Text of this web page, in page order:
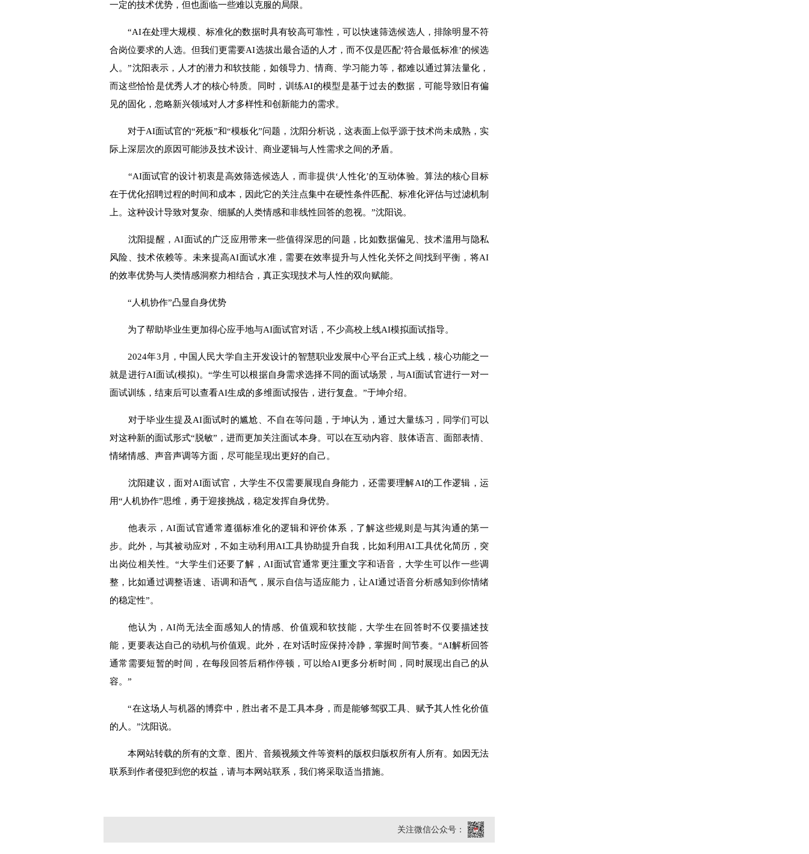
一定的技术优势，但也面临一些难以克服的局限。
“AI在处理大规模、标准化的数据时具有较高可靠性，可以快速筛选候选人，排除明显不符
合岗位要求的人选。但我们更需要AI选拔出最合适的人才，而不仅是匹配‘符合最低标准’的候选
人。”沈阳表示，人才的潜力和软技能，如领导力、情商、学习能力等，都难以通过算法量化，
而这些恰恰是优秀人才的核心特质。同时，训练AI的模型是基于过去的数据，可能导致旧有偏
见的固化，忽略新兴领域对人才多样性和创新能力的需求。
对于AI面试官的“死板”和“模板化”问题，沈阳分析说，这表面上似乎源于技术尚未成熟，实
际上深层次的原因可能涉及技术设计、商业逻辑与人性需求之间的矛盾。
“AI面试官的设计初衷是高效筛选候选人，而非提供‘人性化’的互动体验。算法的核心目标
在于优化招聘过程的时间和成本，因此它的关注点集中在硬性条件匹配、标准化评估与过滤机制
上。这种设计导致对复杂、细腻的人类情感和非线性回答的忽视。”沈阳说。
沈阳提醒，AI面试的广泛应用带来一些值得深思的问题，比如数据偏见、技术滥用与隐私
风险、技术依赖等。未来提高AI面试水准，需要在效率提升与人性化关怀之间找到平衡，将AI
的效率优势与人类情感洞察力相结合，真正实现技术与人性的双向赋能。
“人机协作”凸显自身优势
为了帮助毕业生更加得心应手地与AI面试官对话，不少高校上线AI模拟面试指导。
2024年3月，中国人民大学自主开发设计的智慧职业发展中心平台正式上线，核心功能之一
就是进行AI面试(模拟)。“学生可以根据自身需求选择不同的面试场景，与AI面试官进行一对一
面试训练，结束后可以查看AI生成的多维面试报告，进行复盘。”于坤介绍。
对于毕业生提及AI面试时的尴尬、不自在等问题，于坤认为，通过大量练习，同学们可以
对这种新的面试形式“脱敏”，进而更加关注面试本身。可以在互动内容、肢体语言、面部表情、
情绪情感、声音声调等方面，尽可能呈现出更好的自己。
沈阳建议，面对AI面试官，大学生不仅需要展现自身能力，还需要理解AI的工作逻辑，运
用“人机协作”思维，勇于迎接挑战，稳定发挥自身优势。
他表示，AI面试官通常遵循标准化的逻辑和评价体系，了解这些规则是与其沟通的第一
步。此外，与其被动应对，不如主动利用AI工具协助提升自我，比如利用AI工具优化简历，突
出岗位相关性。“大学生们还要了解，AI面试官通常更注重文字和语音，大学生可以作一些调
整，比如通过调整语速、语调和语气，展示自信与适应能力，让AI通过语音分析感知到你情绪
的稳定性”。
他认为，AI尚无法全面感知人的情感、价值观和软技能，大学生在回答时不仅要描述技
能，更要表达自己的动机与价值观。此外，在对话时应保持冷静，掌握时间节奏。“AI解析回答
通常需要短暂的时间，在每段回答后稍作停顿，可以给AI更多分析时间，同时展现出自己的从
容。”
“在这场人与机器的博弈中，胜出者不是工具本身，而是能够驾驭工具、赋予其人性化价值
的人。”沈阳说。
本网站转载的所有的文章、图片、音频视频文件等资料的版权归版权所有人所有。如因无法
联系到作者侵犯到您的权益，请与本网站联系，我们将采取适当措施。
关注微信公众号：